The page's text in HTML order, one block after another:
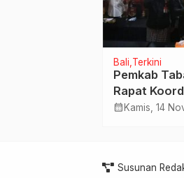
Bali Terkini
Pemkab
Rapat
Percepatan
calendar_month Kamis, 14
Susunan